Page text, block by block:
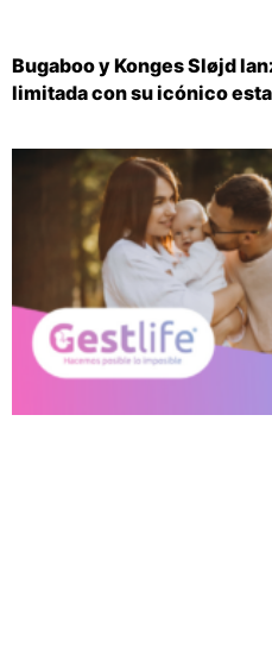
Bugaboo y Konges Sløjd
limitada con su icónico